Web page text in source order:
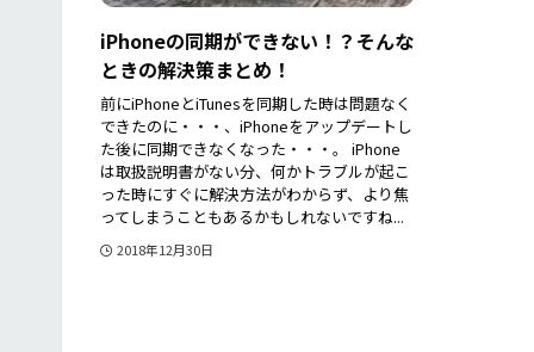
iPhoneの同期ができない！？そんな
ときの解決策まとめ！
前にiPhoneとiTunesを同期した時は問題なく
できたのに・・・、iPhoneをアップデートし
た後に同期できなくなった・・・。 iPhone
は取扱説明書がない分、何かトラブルが起こ
った時にすぐに解決方法がわからず、より焦
ってしまうこともあるかもしれないですね...
2018年12月30日